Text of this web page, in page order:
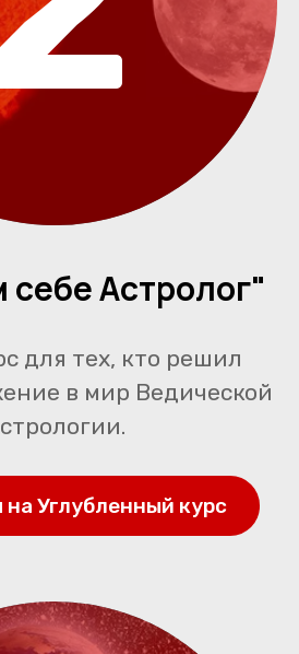
Астролог"
для тех, кто решил
в мир Ведической
на Углубленный курс